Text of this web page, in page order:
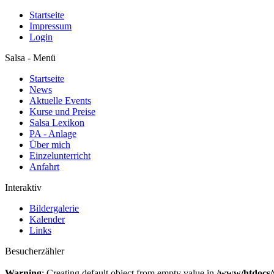
Startseite
Impressum
Login
Salsa - Menü
Startseite
News
Aktuelle Events
Kurse und Preise
Salsa Lexikon
PA - Anlage
Über mich
Einzelunterricht
Anfahrt
Interaktiv
Bildergalerie
Kalender
Links
Besucherzähler